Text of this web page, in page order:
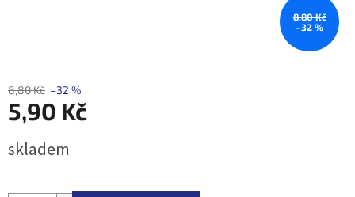
8,80 Kč
–32 %
8,80 Kč –32 %
5,90 Kč
cena:
skladem